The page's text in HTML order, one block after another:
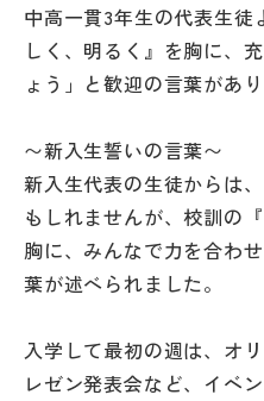
中高一貫3年生の代表生
しく、明るく』を胸に、
ょう」と歓迎の言葉があり
〜新入生誓いの言葉〜
新入生代表の生徒からは
もしれませんが、校訓の
胸に、みんなで力を合わ
葉が述べられました。
入学して最初の週は、オ
レゼン発表会など、イベ